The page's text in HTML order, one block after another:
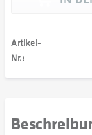
Artikel-
Nr.: